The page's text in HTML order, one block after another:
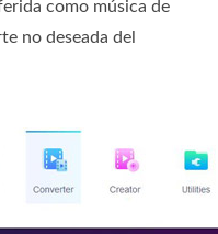
como música de
no deseada del